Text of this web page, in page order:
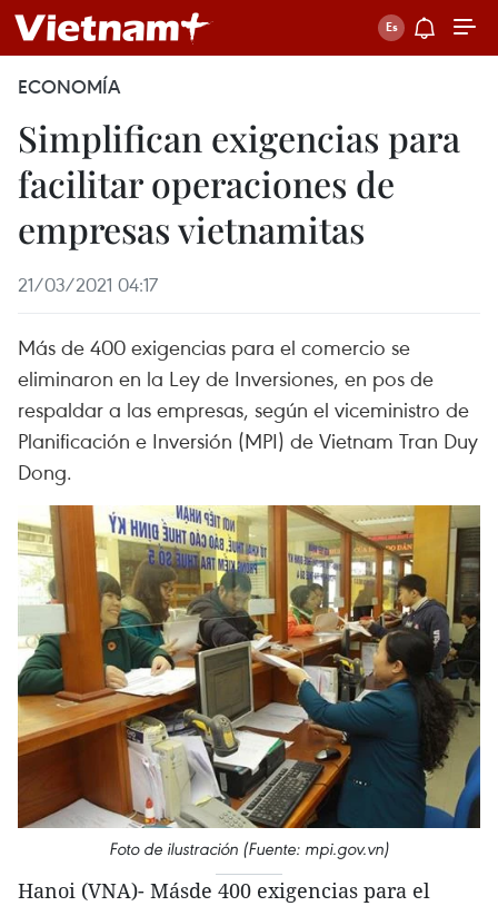
ECONOMÍA
Simplifican exigencias para
facilitar operaciones de
empresas vietnamitas
21/03/2021 04:17
Más de 400 exigencias para el comercio se
eliminaron en la Ley de Inversiones, en pos de
respaldar a las empresas, según el viceministro de
Planificación e Inversión (MPI) de Vietnam Tran Duy
Dong.
Foto de ilustración (Fuente: mpi.gov.vn)
Hanoi (VNA)- Másde 400 exigencias para el